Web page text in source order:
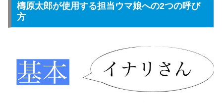
檮原太郎が使用する担当ウマ娘への2つの呼び
方